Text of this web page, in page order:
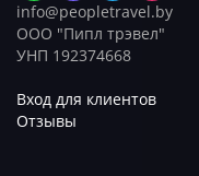
info@peopletravel.by
ООО "Пипл трэвел"
УНП 192374668
Вход для клиентов
Отзывы